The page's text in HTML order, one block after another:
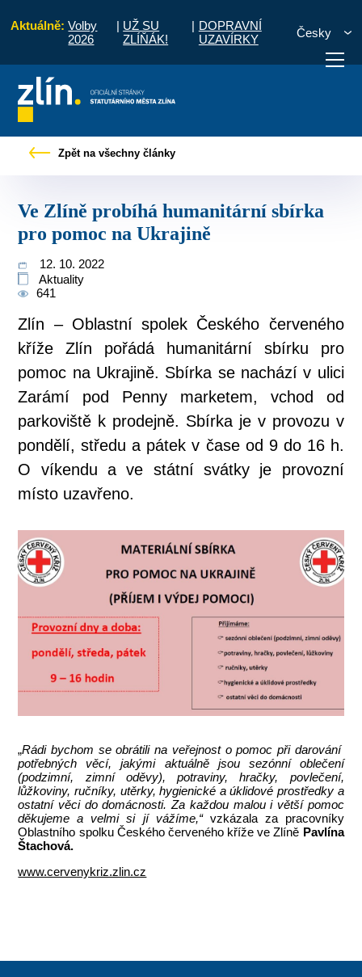
Aktuálně: Volby
2026
| UŽ SU
ZLÍŇÁK!
| DOPRAVNÍ
UZAVÍRKY
Česky
vyřídit Potřebuji zaplatit
Zpět na všechny články
Ve Zlíně probíhá humanitární sbírka
pro pomoc na Ukrajině
12. 10. 2022
Aktuality
641
Zlín – Oblastní spolek Českého červeného
kříže Zlín pořádá humanitární sbírku pro
pomoc na Ukrajině. Sbírka se nachází v ulici
Zarámí pod Penny marketem, vchod od
parkoviště k prodejně. Sbírka je v provozu v
pondělí, středu a pátek v čase od 9 do 16 h.
O víkendu a ve státní svátky je provozní
místo uzavřeno.
„Rádi bychom se obrátili na veřejnost o pomoc při darování
potřebných věcí, jakými aktuálně jsou sezónní oblečení
(podzimní, zimní oděvy), potraviny, hračky, povlečení,
lůžkoviny, ručníky, utěrky, hygienické a úklidové prostředky a
ostatní věci do domácnosti. Za každou malou i větší pomoc
děkujeme a velmi si jí vážíme,“ vzkázala za pracovníky
Oblastního spolku Českého červeného kříže ve Zlíně Pavlína
Štachová.
www.cervenykriz.zlin.cz